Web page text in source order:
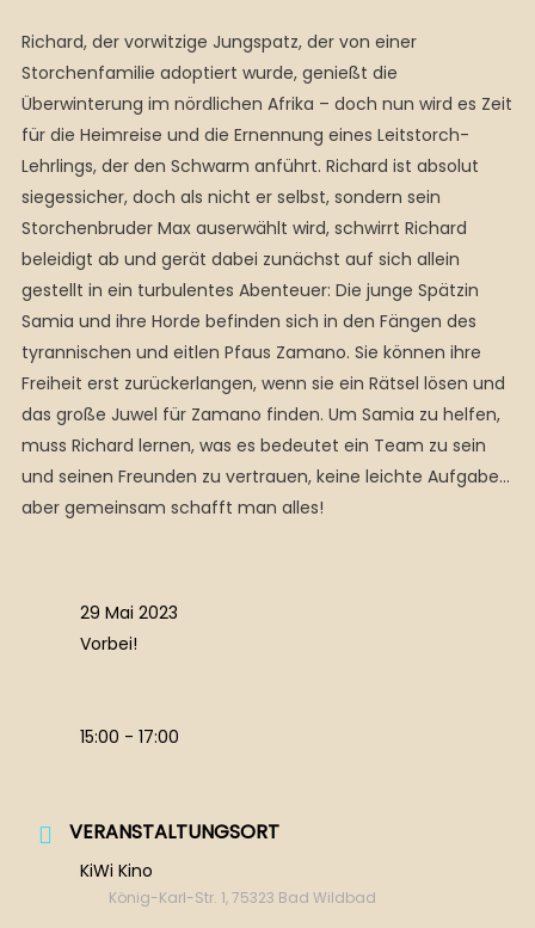
Richard, der vorwitzige Jungspatz, der von einer
Storchenfamilie adoptiert wurde, genießt die
Überwinterung im nördlichen Afrika – doch nun wird es Zeit
für die Heimreise und die Ernennung eines Leitstorch-
Lehrlings, der den Schwarm anführt. Richard ist absolut
siegessicher, doch als nicht er selbst, sondern sein
Storchenbruder Max auserwählt wird, schwirrt Richard
beleidigt ab und gerät dabei zunächst auf sich allein
gestellt in ein turbulentes Abenteuer: Die junge Spätzin
Samia und ihre Horde befinden sich in den Fängen des
tyrannischen und eitlen Pfaus Zamano. Sie können ihre
Freiheit erst zurückerlangen, wenn sie ein Rätsel lösen und
das große Juwel für Zamano finden. Um Samia zu helfen,
muss Richard lernen, was es bedeutet ein Team zu sein
und seinen Freunden zu vertrauen, keine leichte Aufgabe…
aber gemeinsam schafft man alles!
29 Mai 2023
Vorbei!
15:00 - 17:00
VERANSTALTUNGSORT
KiWi Kino
König-Karl-Str. 1, 75323 Bad Wildbad